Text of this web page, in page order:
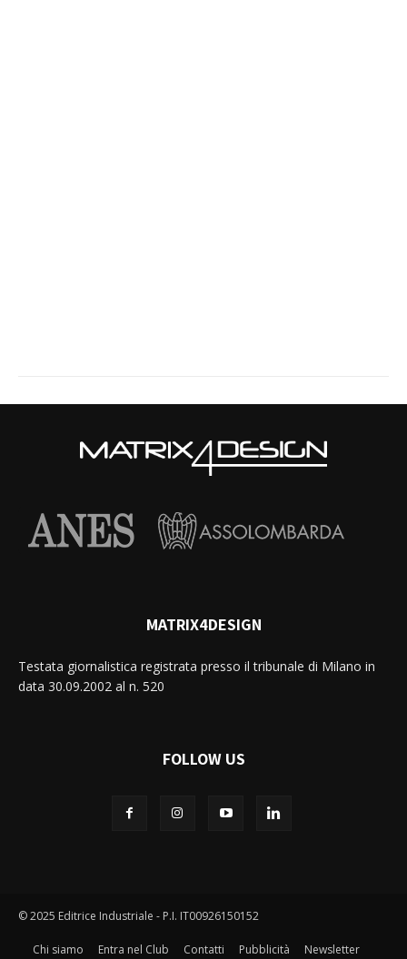
MATRIX4DESIGN
Testata giornalistica registrata presso il tribunale di Milano in
data 30.09.2002 al n. 520
FOLLOW US
© 2025 Editrice Industriale - P.I. IT00926150152
Chi siamo Entra nel Club Contatti Pubblicità Newsletter